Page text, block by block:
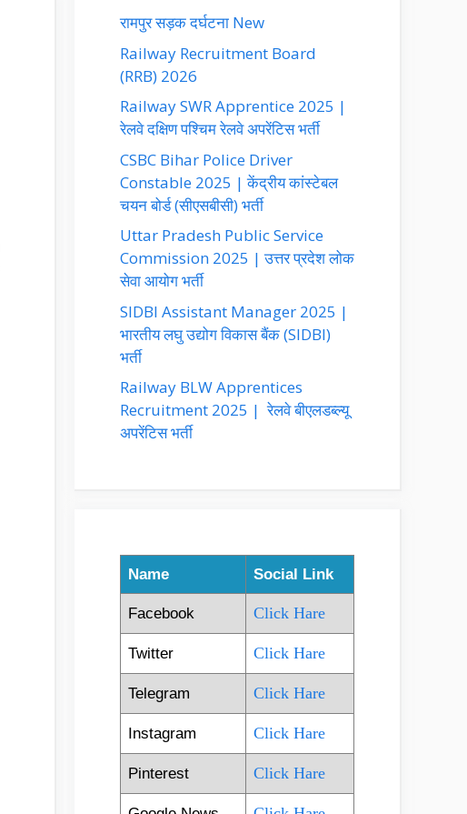
रामपुर सड़क दर्घटना New
Railway Recruitment Board
(RRB) 2026
Railway SWR Apprentice 2025 |
रेलवे दक्षिण पश्चिम रेलवे अपरेंटिस भर्ती
CSBC Bihar Police Driver
Constable 2025 | केंद्रीय कांस्टेबल
चयन बोर्ड (सीएसबीसी) भर्ती
Uttar Pradesh Public Service
Commission 2025 | उत्तर प्रदेश लोक
सेवा आयोग भर्ती
SIDBI Assistant Manager 2025 |
भारतीय लघु उद्योग विकास बैंक (SIDBI)
भर्ती
Railway BLW Apprentices
Recruitment 2025 | रेलवे बीएलडब्ल्यू
अपरेंटिस भर्ती
Name Social Link
Facebook Click Hare
Twitter Click Hare
Telegram Click Hare
Instagram Click Hare
Pinterest Click Hare